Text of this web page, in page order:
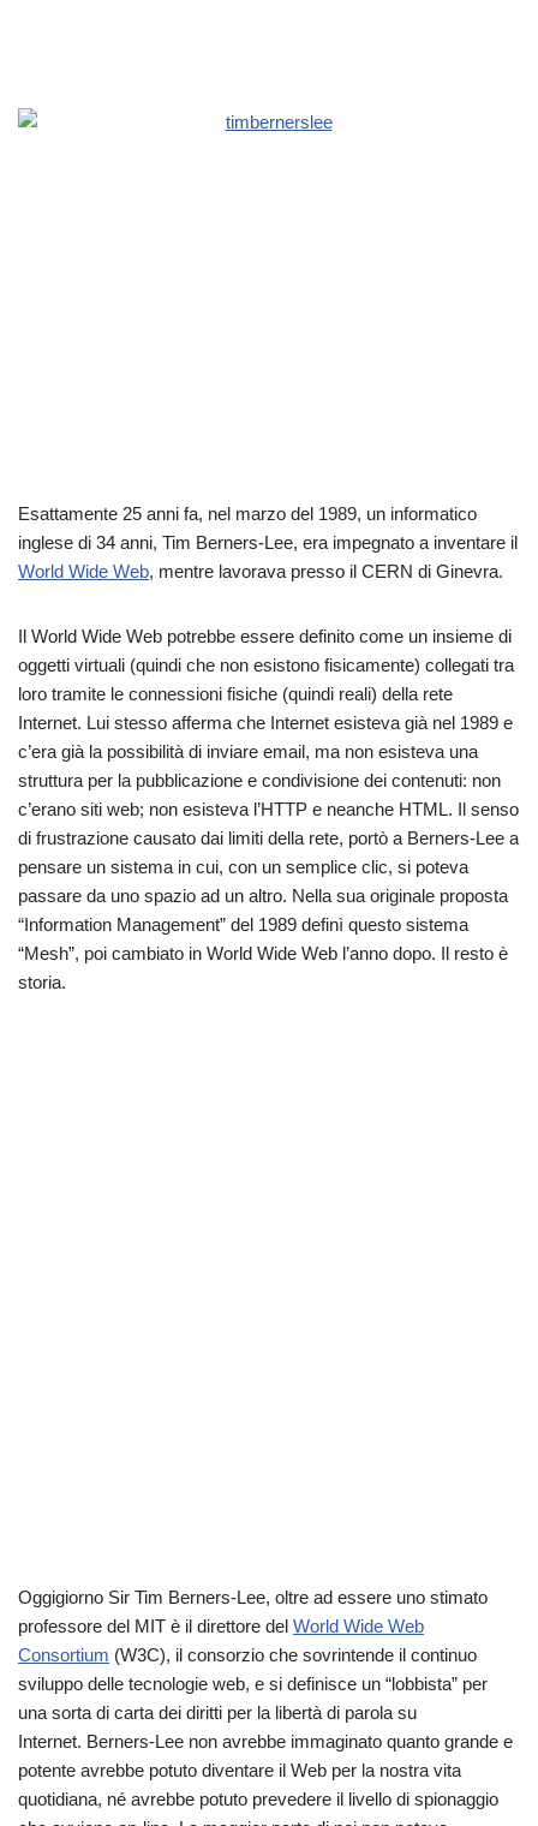
Esattamente 25 anni fa, nel marzo del 1989, un informatico
inglese di 34 anni, Tim Berners-Lee, era impegnato a inventare il
World Wide Web, mentre lavorava presso il CERN di Ginevra.
Il World Wide Web potrebbe essere definito come un insieme di
oggetti virtuali (quindi che non esistono fisicamente) collegati tra
loro tramite le connessioni fisiche (quindi reali) della rete
Internet. Lui stesso afferma che Internet esisteva già nel 1989 e
c’era già la possibilità di inviare email, ma non esisteva una
struttura per la pubblicazione e condivisione dei contenuti: non
c’erano siti web; non esisteva l’HTTP e neanche HTML. Il senso
di frustrazione causato dai limiti della rete, portò a Berners-Lee a
pensare un sistema in cui, con un semplice clic, si poteva
passare da uno spazio ad un altro. Nella sua originale proposta
“Information Management” del 1989 definì questo sistema
“Mesh”, poi cambiato in World Wide Web l’anno dopo. Il resto è
storia.
Oggigiorno Sir Tim Berners-Lee, oltre ad essere uno stimato
professore del MIT è il direttore del World Wide Web
Consortium (W3C), il consorzio che sovrintende il continuo
sviluppo delle tecnologie web, e si definisce un “lobbista” per
una sorta di carta dei diritti per la libertà di parola su
Internet. Berners-Lee non avrebbe immaginato quanto grande e
potente avrebbe potuto diventare il Web per la nostra vita
quotidiana, né avrebbe potuto prevedere il livello di spionaggio